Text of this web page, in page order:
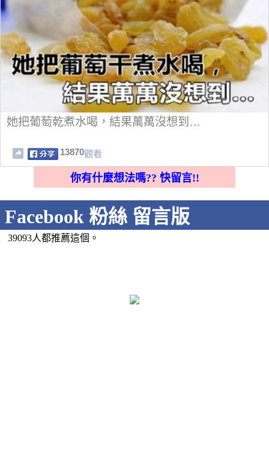
她把葡萄乾煮水喝，結果萬萬沒想到…
13870觀看
你有什麼想法嗎?? 快留言!!
Facebook 粉絲 留言版
39093人都推薦這個。